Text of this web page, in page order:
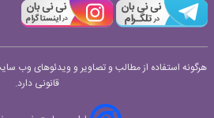
هرگونه استفاده از مطالب و تصاویر و ویدئوهای وب
قانونی دارد.